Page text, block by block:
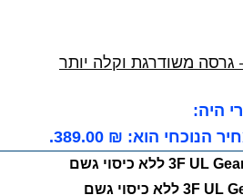
היה:
הנוכחי הוא: ₪ 389.00.